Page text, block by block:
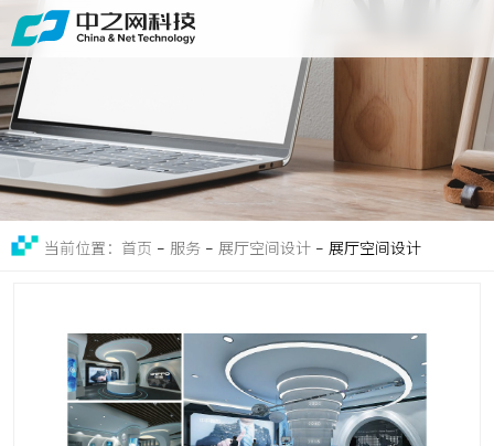
服务
新闻
联系
免费获取行业增长诊断方案
当前位置：首页 - 服务 - 展厅空间设计 - 展厅空间设计